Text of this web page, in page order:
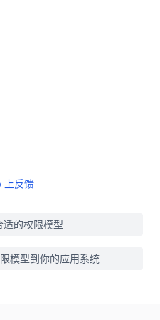
上反馈
适的权限模型
模型到你的应用系统